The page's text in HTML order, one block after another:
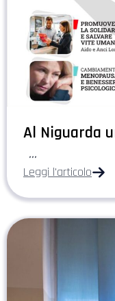
Al Niguarda
...
Leggi l'articolo